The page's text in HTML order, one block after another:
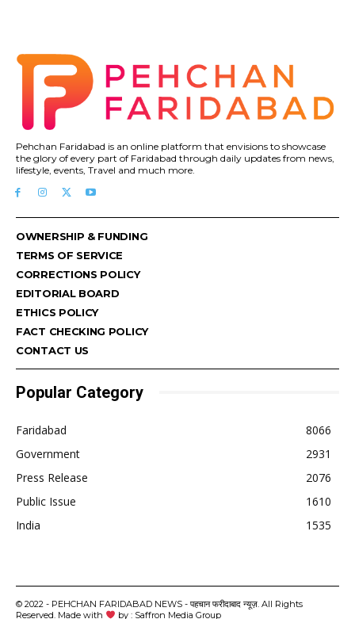
Pehchan Faridabad is an online platform that envisions to showcase
the glory of every part of Faridabad through daily updates from news,
lifestyle, events, Travel and much more.
OWNERSHIP & FUNDING
TERMS OF SERVICE
CORRECTIONS POLICY
EDITORIAL BOARD
ETHICS POLICY
FACT CHECKING POLICY
CONTACT US
Popular Category
Faridabad
8066
Government
2931
Press Release
2076
Public Issue
1610
India
1535
© 2022 - PEHCHAN FARIDABAD NEWS - पहचान फरीदाबाद न्यूज़. All Rights
Reserved. Made with
by : Saffron Media Group